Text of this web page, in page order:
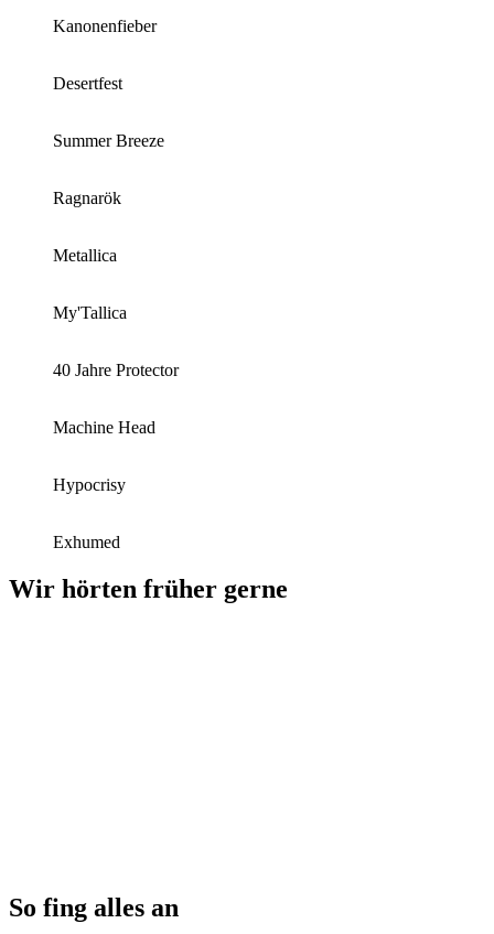
Kanonenfieber
Desertfest
Summer Breeze
Ragnarök
Metallica
My'Tallica
40 Jahre Protector
Machine Head
Hypocrisy
Exhumed
Wir hörten früher gerne
So fing alles an